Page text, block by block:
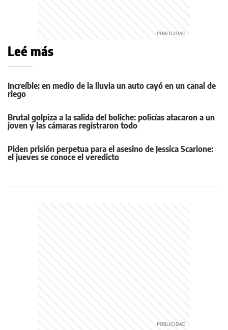
Leé más
Increíble: en medio de la lluvia un auto cayó en un canal de
riego
Brutal golpiza a la salida del boliche: policías atacaron a un
joven y las cámaras registraron todo
Piden prisión perpetua para el asesino de Jessica Scarione:
el jueves se conoce el veredicto